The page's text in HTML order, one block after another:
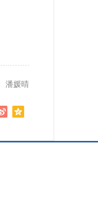
潘媛晴